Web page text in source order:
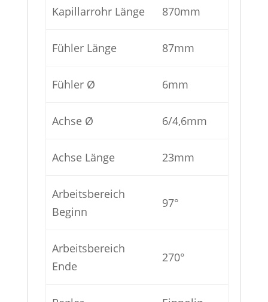
Kapillarrohr Länge 870mm
Fühler Länge 87mm
Fühler Ø 6mm
Achse Ø 6/4,6mm
Achse Länge 23mm
Arbeitsbereich
Beginn
97°
Arbeitsbereich
Ende
270°